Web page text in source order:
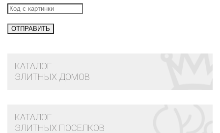
КАТАЛОГ
ЭЛИТНЫХ ДОМОВ
КАТАЛОГ
ЭЛИТНЫХ ПОСЕЛКОВ